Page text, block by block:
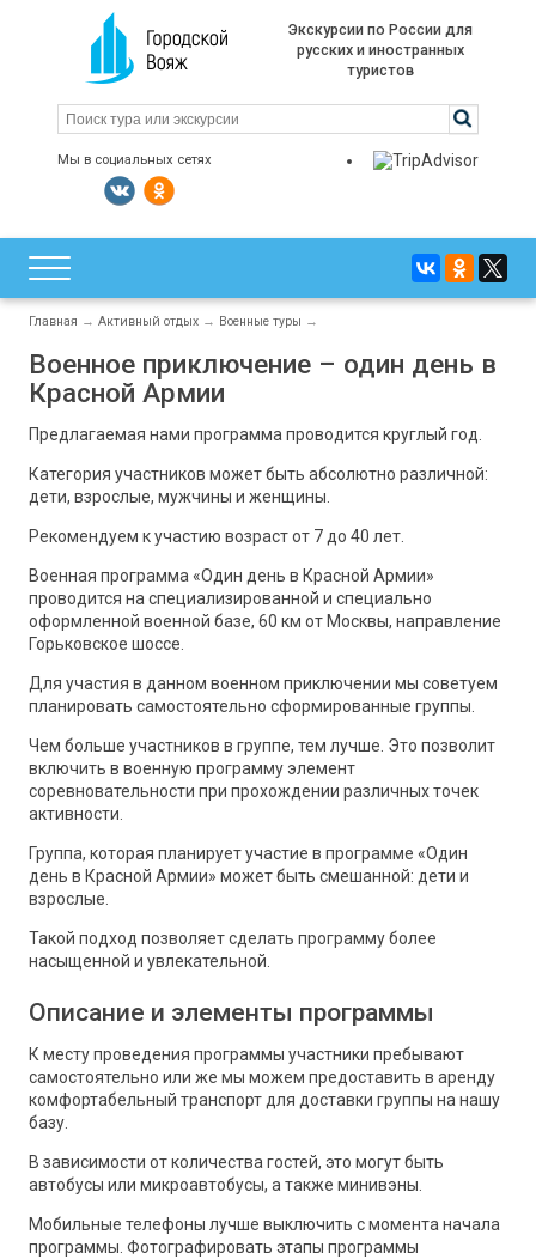
Экскурсии по России для
русских и иностранных
туристов
Мы в социальных сетях
Главная → Активный отдых → Военные туры →
Военное приключение – один день в
Красной Армии
Предлагаемая нами программа проводится круглый год.
Категория участников может быть абсолютно различной:
дети, взрослые, мужчины и женщины.
Рекомендуем к участию возраст от 7 до 40 лет.
Военная программа «Один день в Красной Армии»
проводится на специализированной и специально
оформленной военной базе, 60 км от Москвы, направление
Горьковское шоссе.
Для участия в данном военном приключении мы советуем
планировать самостоятельно сформированные группы.
Чем больше участников в группе, тем лучше. Это позволит
включить в военную программу элемент
соревновательности при прохождении различных точек
активности.
Группа, которая планирует участие в программе «Один
день в Красной Армии» может быть смешанной: дети и
взрослые.
Такой подход позволяет сделать программу более
насыщенной и увлекательной.
Описание и элементы программы
К месту проведения программы участники пребывают
самостоятельно или же мы можем предоставить в аренду
комфортабельный транспорт для доставки группы на нашу
базу.
В зависимости от количества гостей, это могут быть
автобусы или микроавтобусы, а также минивэны.
Мобильные телефоны лучше выключить с момента начала
программы. Фотографировать этапы программы